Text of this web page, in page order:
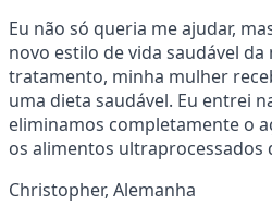
Eu não só queria me ajudar,
novo estilo de vida saudável
tratamento, minha mulher
uma dieta saudável. Eu entrei
eliminamos completamente o
os alimentos ultraprocessados
Christopher, Alemanha